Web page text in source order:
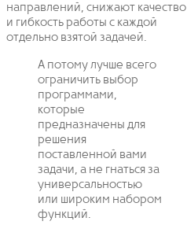
направлений, снижают качество
и гибкость работы с каждой
отдельно взятой задачей.
А потому лучше всего
ограничить выбор
программами,
которые
предназначены для
решения
поставленной вами
задачи, а не гнаться за
универсальностью
или широким набором
функций.